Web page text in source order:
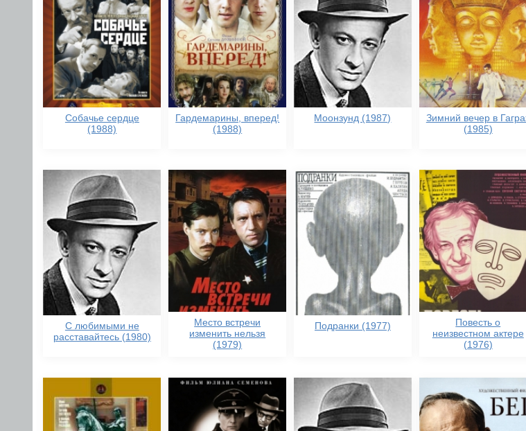
Собачье сердце
(1988)
Гардемарины, вперед!
(1988)
Моонзунд (1987)
Зимний вечер в
(1985)
С любимыми не
расставайтесь (1980)
Место встречи
изменить нельзя
(1979)
Подранки (1977)
Повесть о
неизвестном актере
(1976)